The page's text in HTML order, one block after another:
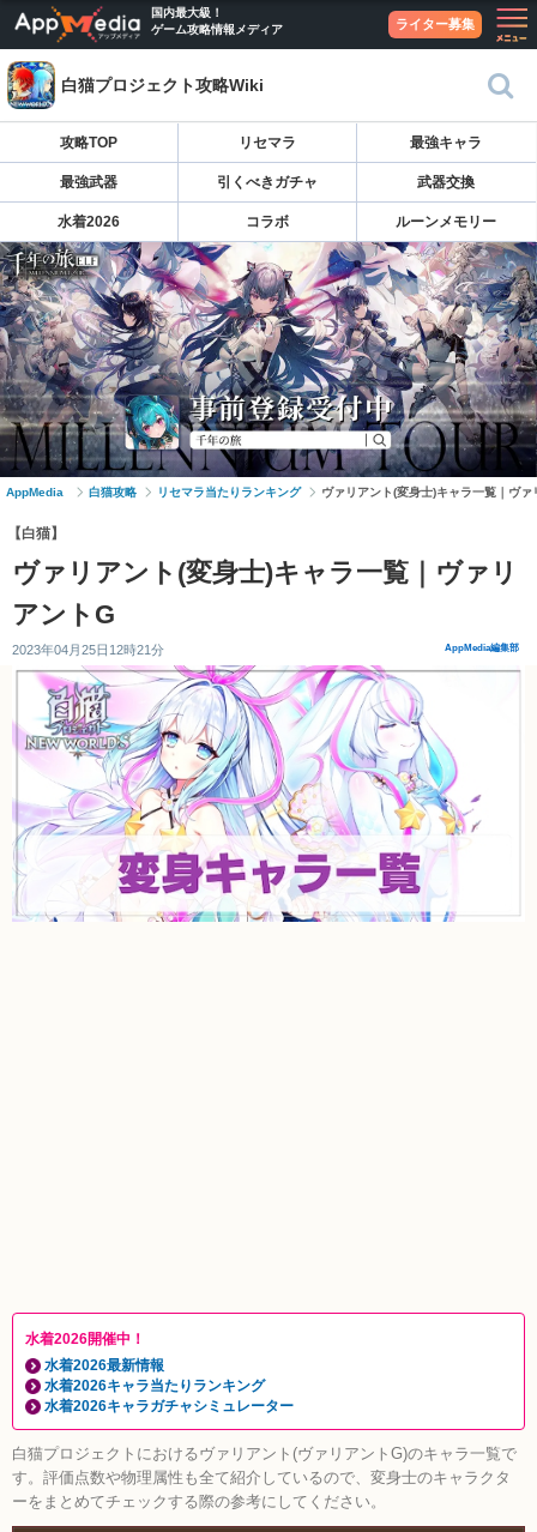
国内最大級！
ゲーム攻略情報メディア
ライター募集
白猫プロジェクト攻略Wiki
攻略TOP リセマラ 最強キャラ
最強武器 引くべきガチャ 武器交換
水着2026 コラボ ルーンメモリー
AppMedia 白猫攻略 リセマラ当たりランキング ヴァリアント(変身士)キャラ一覧｜ヴァ
【白猫】
ヴァリアント(変身士)キャラ一覧｜ヴァリ
アントG
2023年04月25日12時21分 AppMedia編集部
水着2026開催中！
水着2026最新情報
水着2026キャラ当たりランキング
水着2026キャラガチャシミュレーター
白猫プロジェクトにおけるヴァリアント(ヴァリアントG)のキャラ一覧で
す。評価点数や物理属性も全て紹介しているので、変身士のキャラクタ
ーをまとめてチェックする際の参考にしてください。